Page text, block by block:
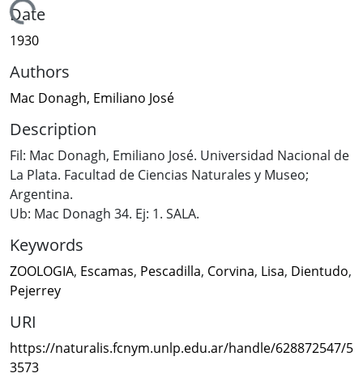
Loading...
Date
1930
Authors
Mac Donagh, Emiliano José
Description
Fil: Mac Donagh, Emiliano José. Universidad Nacional de
La Plata. Facultad de Ciencias Naturales y Museo;
Argentina.
Ub: Mac Donagh 34. Ej: 1. SALA.
Keywords
ZOOLOGIA, Escamas, Pescadilla, Corvina, Lisa, Dientudo,
Pejerrey
URI
https://naturalis.fcnym.unlp.edu.ar/handle/628872547/5
3573